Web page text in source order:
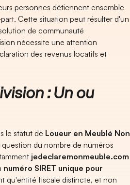
personnes détiennent ensemble
Cette situation peut résulter d'un
de communauté
nécessite une attention
des revenus locatifs et
: Un ou
le statut de Loueur en Meublé Non
du nombre de numéros
jedeclaremonmeuble.com
numéro SIRET unique pour
qu'entité fiscale distincte, et non